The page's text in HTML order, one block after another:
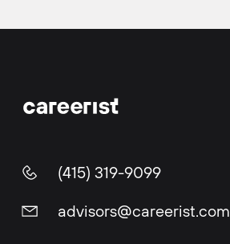
(415) 319-9099
advisors@careerist.com